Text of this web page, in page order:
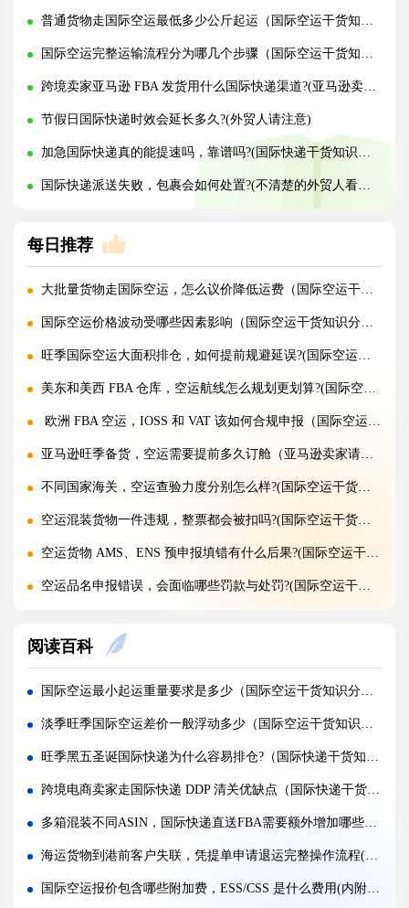
普通货物走国际空运最低多少公斤起运（国际空运干货知识分享）
国际空运完整运输流程分为哪几个步骤（国际空运干货知识分享）
跨境卖家亚马逊 FBA 发货用什么国际快递渠道?(亚马逊卖家必看篇)
节假日国际快递时效会延长多久?(外贸人请注意)
加急国际快递真的能提速吗，靠谱吗?(国际快递干货知识分享)
国际快递派送失败，包裹会如何处置?(不清楚的外贸人看过来)
每日推荐
大批量货物走国际空运，怎么议价降低运费（国际空运干货知识分享）
国际空运价格波动受哪些因素影响（国际空运干货知识分享）
旺季国际空运大面积排仓，如何提前规避延误?(国际空运干货知识分享)
美东和美西 FBA 仓库，空运航线怎么规划更划算?(国际空运干货知识分享)
欧洲 FBA 空运，IOSS 和 VAT 该如何合规申报（国际空运干货知识分享）
亚马逊旺季备货，空运需要提前多久订舱（亚马逊卖家请注意）
不同国家海关，空运查验力度分别怎么样?(国际空运干货知识分享)
空运混装货物一件违规，整票都会被扣吗?(国际空运干货知识分享)
空运货物 AMS、ENS 预申报填错有什么后果?(国际空运干货知识分享)
空运品名申报错误，会面临哪些罚款与处罚?(国际空运干货知识分享)
国际空运计费重与实际重、体积重怎么换算（国际空运干货知识分享）
普通货物走国际空运最低多少公斤起运（不清楚的外贸人看过来）
国际空运和国际快递到底有哪些核心区别（国际物流干货知识分享）
国际空运计费重与实际重、体积重怎么换算（国际空运干货知识分享）
国际空运客机和全货机分别适合运什么货物（国际空运干货知识分享）
如何查询国际快递实时物流轨迹?(国际快递干货知识分享)
国际快递关税收取标准是什么，多少金额免税?(国际快递干货知识分享)
国际快递为什么越重单价越便宜?(国际空运干货知识分享)
阅读百科
国际空运最小起运重量要求是多少（国际空运干货知识分享）
淡季旺季国际空运差价一般浮动多少（国际空运干货知识分享）
旺季黑五圣诞国际快递为什么容易排仓?（国际快递干货知识分享）
跨境电商卖家走国际快递 DDP 清关优缺点（国际快递干货知识分享）
多箱混装不同ASIN，国际快递直送FBA需要额外增加哪些外部标识（国际快递干货知识分享）
海运货物到港前客户失联，凭提单申请退运完整操作流程(国际海运干货知识分享)
国际空运报价包含哪些附加费，ESS/CSS 是什么费用(内附百运网避坑实操建议)